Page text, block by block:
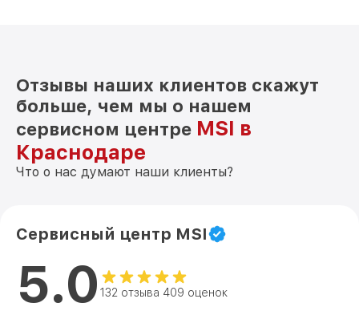
Отзывы наших клиентов скажут
больше, чем мы о нашем
сервисном центре MSI в
Краснодаре
Что о нас думают наши клиенты?
Сервисный центр MSI
5.0 132 отзыва 409 оценок